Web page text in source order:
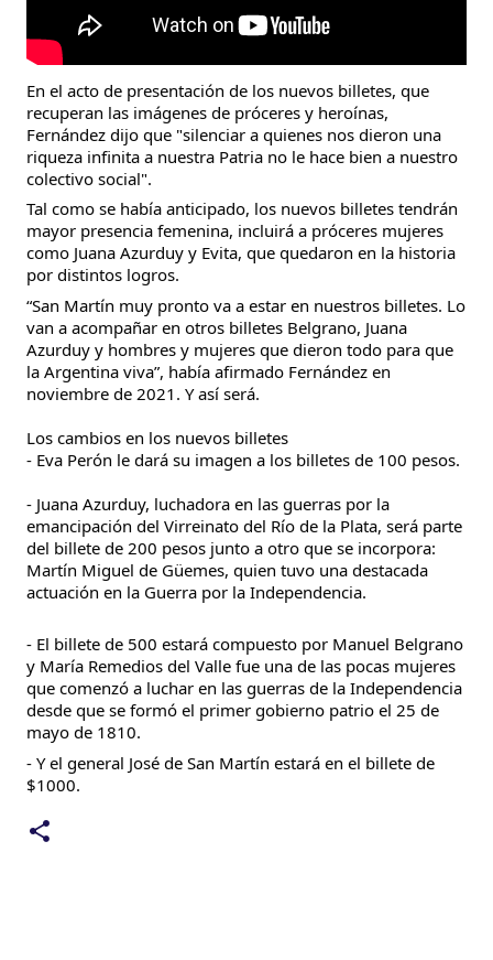
En el acto de presentación de los nuevos billetes, que
recuperan las imágenes de próceres y heroínas,
Fernández dijo que "silenciar a quienes nos dieron una
riqueza infinita a nuestra Patria no le hace bien a nuestro
colectivo social".
Tal como se había anticipado, los nuevos billetes tendrán
mayor presencia femenina, incluirá a próceres mujeres
como Juana Azurduy y Evita, que quedaron en la historia
por distintos logros.
“San Martín muy pronto va a estar en nuestros billetes. Lo
van a acompañar en otros billetes Belgrano, Juana
Azurduy y hombres y mujeres que dieron todo para que
la Argentina viva”, había afirmado Fernández en
noviembre de 2021. Y así será.
Los cambios en los nuevos billetes
- Eva Perón le dará su imagen a los billetes de 100 pesos.
- Juana Azurduy, luchadora en las guerras por la
emancipación del Virreinato del Río de la Plata, será parte
del billete de 200 pesos junto a otro que se incorpora:
Martín Miguel de Güemes, quien tuvo una destacada
actuación en la Guerra por la Independencia.
- El billete de 500 estará compuesto por Manuel Belgrano
y María Remedios del Valle fue una de las pocas mujeres
que comenzó a luchar en las guerras de la Independencia
desde que se formó el primer gobierno patrio el 25 de
mayo de 1810.
- Y el general José de San Martín estará en el billete de
$1000.